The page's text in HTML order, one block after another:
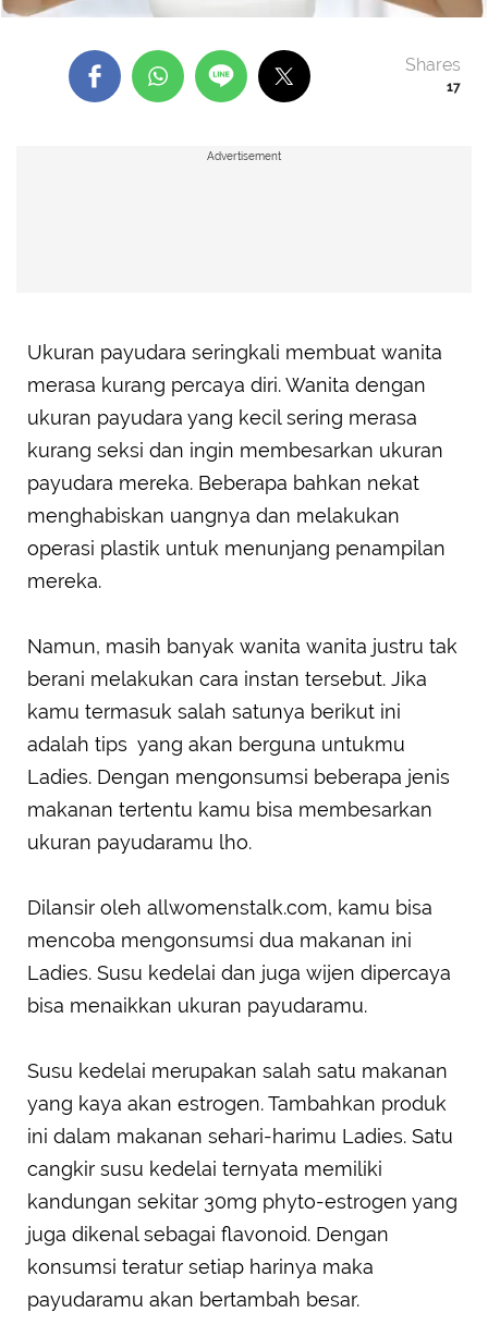
17
Shares
Advertisement
Ukuran payudara seringkali membuat wanita
merasa kurang percaya diri. Wanita dengan
ukuran payudara yang kecil sering merasa
kurang seksi dan ingin membesarkan ukuran
payudara mereka. Beberapa bahkan nekat
menghabiskan uangnya dan melakukan
operasi plastik untuk menunjang penampilan
mereka.
Namun, masih banyak wanita wanita justru tak
berani melakukan cara instan tersebut. Jika
kamu termasuk salah satunya berikut ini
adalah tips yang akan berguna untukmu
Ladies. Dengan mengonsumsi beberapa jenis
makanan tertentu kamu bisa membesarkan
ukuran payudaramu lho.
Dilansir oleh allwomenstalk.com, kamu bisa
mencoba mengonsumsi dua makanan ini
Ladies. Susu kedelai dan juga wijen dipercaya
bisa menaikkan ukuran payudaramu.
Susu kedelai merupakan salah satu makanan
yang kaya akan estrogen. Tambahkan produk
ini dalam makanan sehari-harimu Ladies. Satu
cangkir susu kedelai ternyata memiliki
kandungan sekitar 30mg phyto-estrogen yang
juga dikenal sebagai flavonoid. Dengan
konsumsi teratur setiap harinya maka
payudaramu akan bertambah besar.